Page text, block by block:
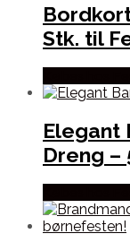
Stk. til
Elegant
Dreng –